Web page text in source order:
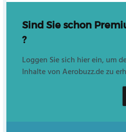
Sind Sie schon
?
Loggen Sie sich hier ein, um
Inhalte von Aerobuzz.de zu